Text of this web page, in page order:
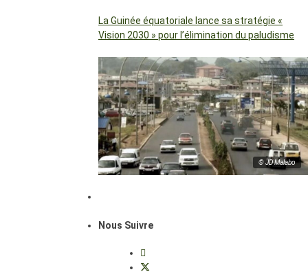
La Guinée équatoriale lance sa stratégie «
Vision 2030 » pour l’élimination du paludisme
© JD Malabo
Nous Suivre